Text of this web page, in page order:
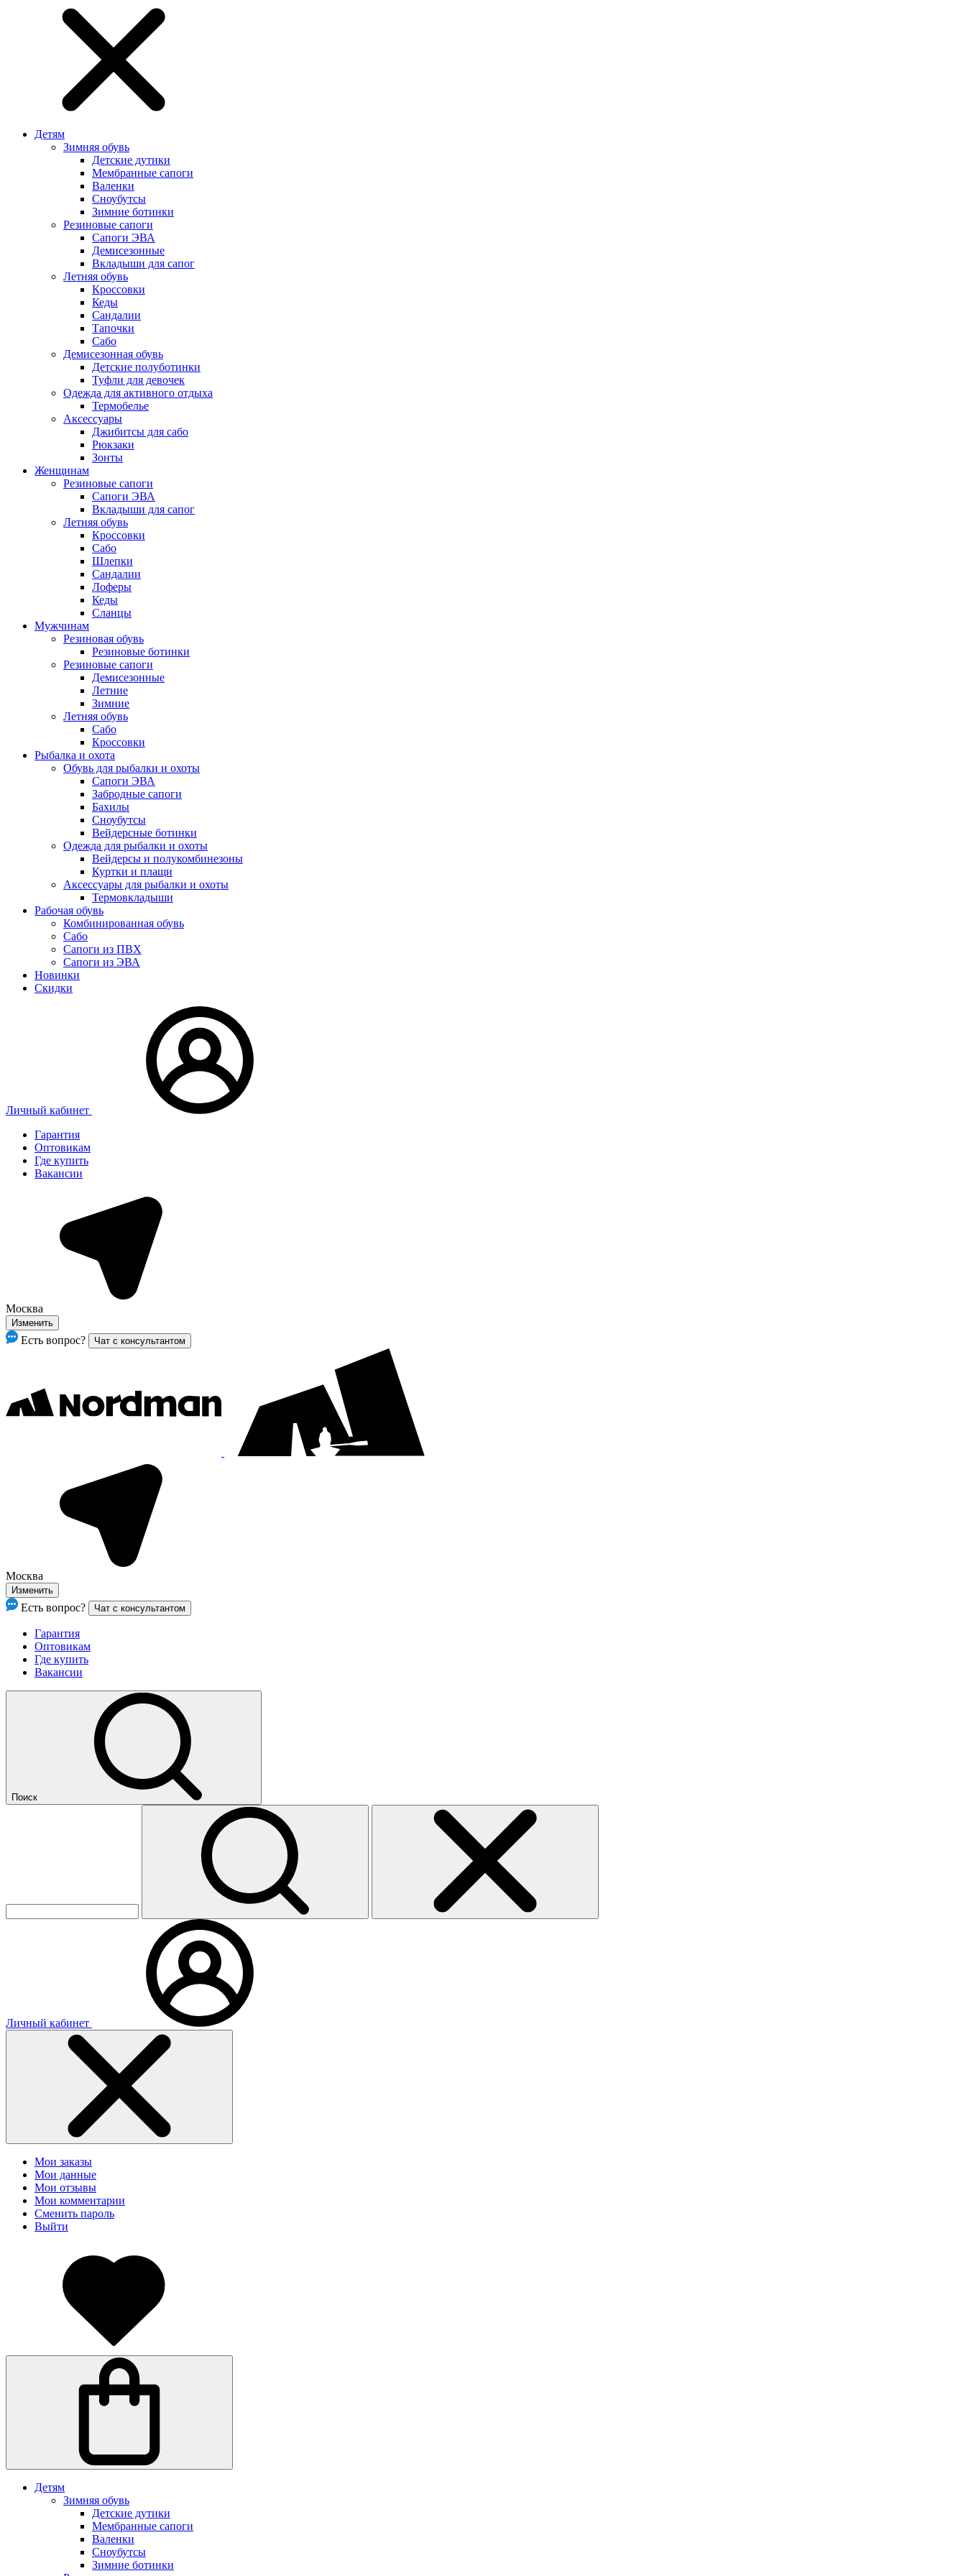
Детям
Зимняя обувь
Детские дутики
Мембранные сапоги
Валенки
Сноубутсы
Зимние ботинки
Резиновые сапоги
Сапоги ЭВА
Демисезонные
Вкладыши для сапог
Летняя обувь
Кроссовки
Кеды
Сандалии
Тапочки
Сабо
Демисезонная обувь
Детские полуботинки
Туфли для девочек
Одежда для активного отдыха
Термобелье
Аксессуары
Джибитсы для сабо
Рюкзаки
Зонты
Женщинам
Резиновые сапоги
Cапоги ЭВА
Вкладыши для сапог
Летняя обувь
Кроссовки
Сабо
Шлепки
Сандалии
Лоферы
Кеды
Сланцы
Мужчинам
Резиновая обувь
Резиновые ботинки
Резиновые сапоги
Демисезонные
Летние
Зимние
Летняя обувь
Сабо
Кроссовки
Рыбалка и охота
Обувь для рыбалки и охоты
Сапоги ЭВА
Забродные сапоги
Бахилы
Сноубутсы
Вейдерсные ботинки
Одежда для рыбалки и охоты
Вейдерсы и полукомбинезоны
Куртки и плащи
Аксессуары для рыбалки и охоты
Термовкладыши
Рабочая обувь
Комбинированная обувь
Сабо
Сапоги из ПВХ
Сапоги из ЭВА
Новинки
Скидки
Личный кабинет
Гарантия
Оптовикам
Где купить
Вакансии
Москва
Изменить
Есть вопрос? Чат с консультантом
Москва
Изменить
Есть вопрос? Чат с консультантом
Гарантия
Оптовикам
Где купить
Вакансии
Поиск
Личный кабинет
Мои заказы
Мои данные
Мои отзывы
Мои комментарии
Сменить пароль
Выйти
Детям
Зимняя обувь
Детские дутики
Мембранные сапоги
Валенки
Сноубутсы
Зимние ботинки